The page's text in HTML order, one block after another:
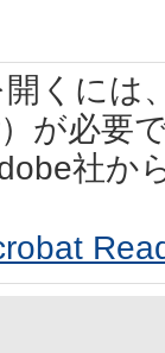
くには
が必要
社か